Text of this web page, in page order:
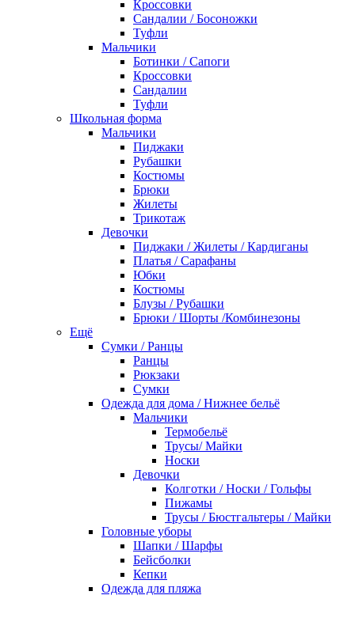
Кроссовки
Сандалии / Босоножки
Туфли
Мальчики
Ботинки / Сапоги
Кроссовки
Сандалии
Туфли
Школьная форма
Мальчики
Пиджаки
Рубашки
Костюмы
Брюки
Жилеты
Трикотаж
Девочки
Пиджаки / Жилеты / Кардиганы
Платья / Сарафаны
Юбки
Костюмы
Блузы / Рубашки
Брюки / Шорты /Комбинезоны
Ещё
Сумки / Ранцы
Ранцы
Рюкзаки
Сумки
Одежда для дома / Нижнее бельё
Мальчики
Термобельё
Трусы/ Майки
Носки
Девочки
Колготки / Носки / Гольфы
Пижамы
Трусы / Бюстгальтеры / Майки
Головные уборы
Шапки / Шарфы
Бейсболки
Кепки
Одежда для пляжа